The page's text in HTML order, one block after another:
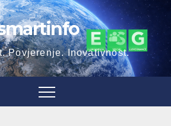
Povjerenje. Inovativnost.